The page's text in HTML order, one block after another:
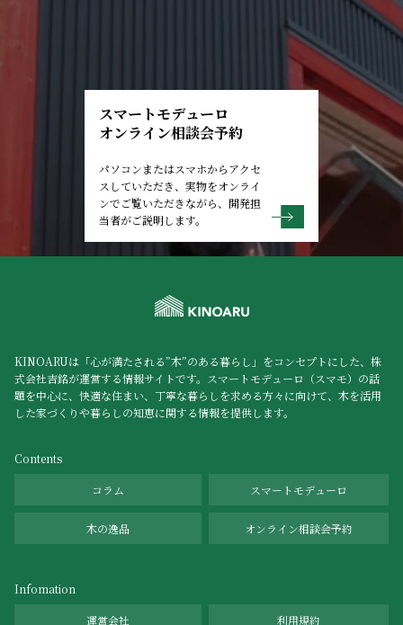
スマートモデューロ
オンライン相談会予約
パソコンまたはスマホからアクセ
スしていただき、実物をオンライ
ンでご覧いただきながら、開発担
当者がご説明します。
KINOARUは「心が満たされる”木”のある暮らし」をコンセプトにした、株
式会社吉銘が運営する情報サイトです。スマートモデューロ（スマモ）の話
題を中心に、快適な住まい、丁寧な暮らしを求める方々に向けて、木を活用
した家づくりや暮らしの知恵に関する情報を提供します。
Contents
コラム スマートモデューロ
木の逸品 オンライン相談会予約
Infomation
運営会社 利用規約